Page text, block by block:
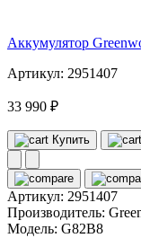
Аккумулятор
Артикул: 2951407
33 990 ₽
Купить
Артикул: 2951407
Производитель:
Модель: G82B8